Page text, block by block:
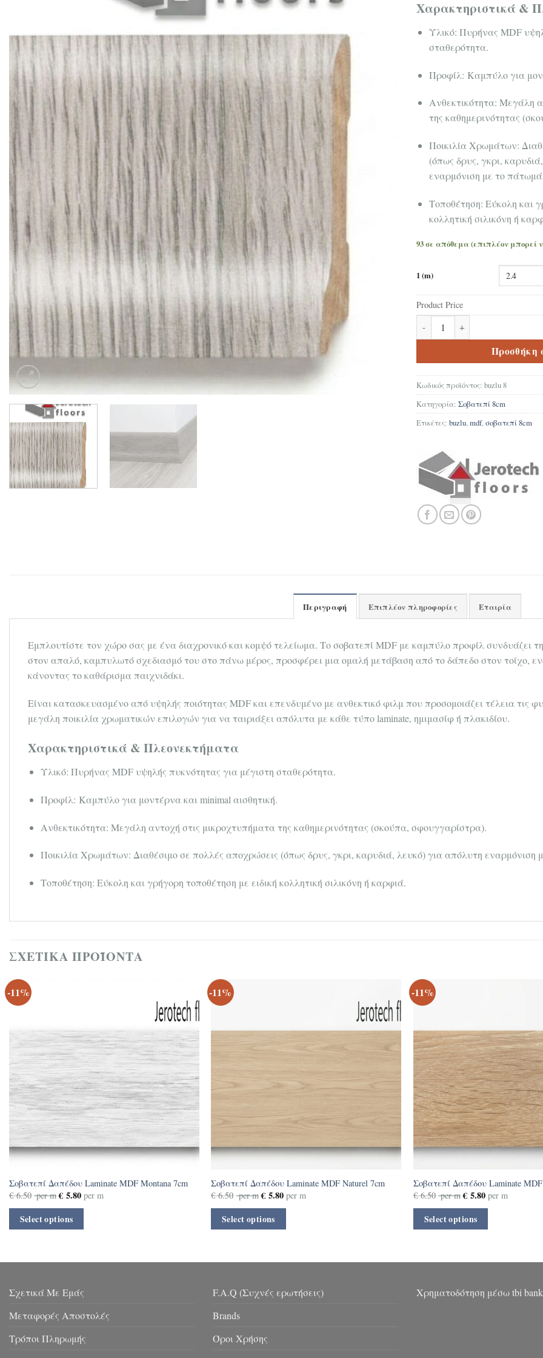
Χαρακτηριστικά &
Υλικό: Πυρήνας MDF
σταθερότητα.
Προφίλ: Καμπύλο για
Ανθεκτικότητα: Μεγάλη
της καθημερινότητας
Ποικιλία Χρωμάτων:
(όπως δρυς, γκρι,
εναρμόνιση με το
Τοποθέτηση: Εύκολη και
κολλητική σιλικόνη ή
93 σε απόθεμα (επιπλέον μπορεί
1 (m)
Product Price
Σοβατεπί Δαπέδου Laminate
Προσθήκη
Κωδικός προϊόντος: buzlu 8
Κατηγορία: Σοβατεπί 8cm
Ετικέτες: buzlu,mdf,σοβατεπί 8cm
Περιγραφή Επιπλέον πληροφορίες Εταιρία
Εμπλουτίστε τον χώρο σας με ένα διαχρονικό και κομψό τελείωμα. Το σοβατεπί MDF με καμπύλο προφίλ συνδυάζει
στον απαλό, καμπυλωτό σχεδιασμό του στο πάνω μέρος, προσφέρει μια ομαλή μετάβαση από το δάπεδο στον τοίχο,
κάνοντας το καθάρισμα παιχνιδάκι.
Είναι κατασκευασμένο από υψηλής ποιότητας MDF και επενδυμένο με ανθεκτικό φιλμ που προσομοιάζει τέλεια τις
μεγάλη ποικιλία χρωματικών επιλογών για να ταιριάξει απόλυτα με κάθε τύπο laminate, ημιμασίφ ή πλακιδίου.
Χαρακτηριστικά & Πλεονεκτήματα
Υλικό: Πυρήνας MDF υψηλής πυκνότητας για μέγιστη σταθερότητα.
Προφίλ: Καμπύλο για μοντέρνα και minimal αισθητική.
Ανθεκτικότητα: Μεγάλη αντοχή στις μικροχτυπήματα της καθημερινότητας (σκούπα, σφουγγαρίστρα).
Ποικιλία Χρωμάτων: Διαθέσιμο σε πολλές αποχρώσεις (όπως δρυς, γκρι, καρυδιά, λευκό) για απόλυτη εναρμόνιση
Τοποθέτηση: Εύκολη και γρήγορη τοποθέτηση με ειδική κολλητική σιλικόνη ή καρφιά.
ΣΧΕΤΙΚΆ ΠΡΟΪΌΝΤΑ
-11%
Σοβατεπί Δαπέδου Laminate MDF Montana 7cm
€6.50 per m € 5.80 per m
Select options
-11%
Σοβατεπί Δαπέδου Laminate MDF Naturel 7cm
€6.50 per m €5.80per m
Select options
-11%
Σοβατεπί Δαπέδου Laminate MDF
€6.50 per m € 5.80 per m
Select options
Σχετικά Με Εμάς
Μεταφορές Αποστολές
Τρόποι Πληρωμής
F.A.Q (Συχνές ερωτήσεις)
Brands
Όροι Χρήσης
Χρηματοδότηση μέσω tbi bank